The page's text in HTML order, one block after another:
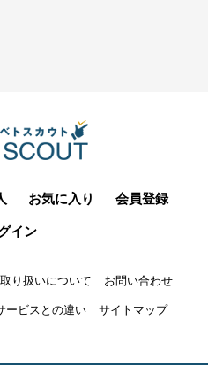
お気に入り
会員登録
イン
り扱いについて
お問い合わせ
ービスとの違い サイトマップ